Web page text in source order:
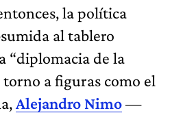
la política
al tablero
“diplomacia de la
a figuras como el
Alejandro Nimo—